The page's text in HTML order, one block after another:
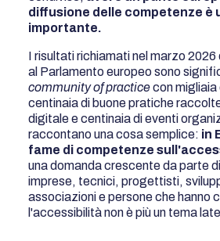
diffusione delle competenze è
importante.
I risultati richiamati nel marzo
al Parlamento europeo sono
community of practicecon migliaia
centinaia di buone pratiche
digitale e centinaia di eventi
raccontano una cosa semplice: in
fame di competenze
una domanda crescente da parte
imprese, tecnici, progettisti,
associazioni e persone che hanno
l'accessibilità non è più un tema